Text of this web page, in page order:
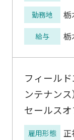
勤務地 栃
給与 栃
フィール
ンテ
セールスオ
雇用形態 正